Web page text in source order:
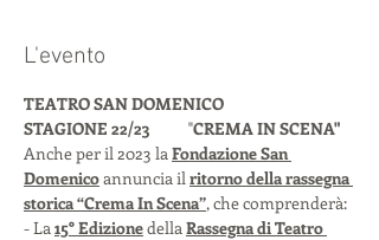
L'evento
TEATRO SAN DOMENICO
STAGIONE 22/23 "CREMA IN SCENA"
Anche per il 2023 la Fondazione San
Domenico annuncia il ritorno della rassegna
storica “Crema In Scena”, che comprenderà:
- La 15° Edizione della Rassegna di Teatro